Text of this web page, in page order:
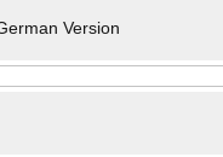
Version